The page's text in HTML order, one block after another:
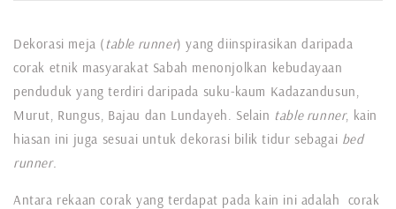
Dekorasi meja (table runner) yang diinspirasikan daripada
corak etnik masyarakat Sabah menonjolkan kebudayaan
penduduk yang terdiri daripada suku-kaum Kadazandusun,
Murut, Rungus, Bajau dan Lundayeh. Selain table runner, kain
hiasan ini juga sesuai untuk dekorasi bilik tidur sebagai bed
runner.
Antara rekaan corak yang terdapat pada kain ini adalah corak